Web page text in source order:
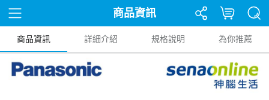
商品資訊
商品資訊 詳細介紹 規格說明 為你推薦